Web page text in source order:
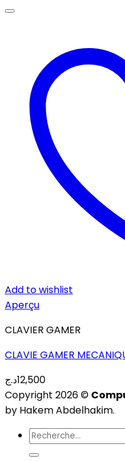
Add to wishlist
Aperçu
CLAVIER GAMER
CLAVIE GAMER
12,500د.ج
Copyright 2026 ©
by Hakem Abdelhakim.
Recherche
pour :